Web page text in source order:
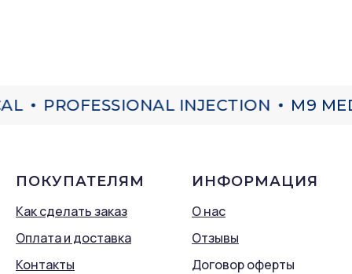
PROFESSIONAL INJECTION M9
ПОКУПАТЕЛЯМ
Как сделать заказ
Оплата и доставка
Контакты
ИНФОРМАЦИЯ
О нас
Отзывы
Договор оферты